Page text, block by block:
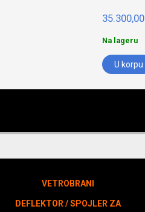
35.300,00
Na lageru
U korpu
VETROBRANI
DEFLEKTOR / SPOJLER ZA